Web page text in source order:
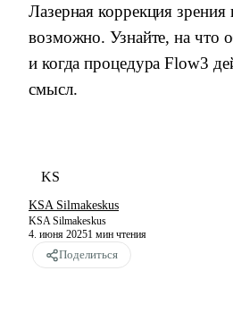
Лазерная коррекция
возможно. Узнайте, на что
и когда процедура Flow3
смысл.
KS
KSA Silmakeskus
KSA Silmakeskus
4. июня 20251 мин чтения
Поделиться